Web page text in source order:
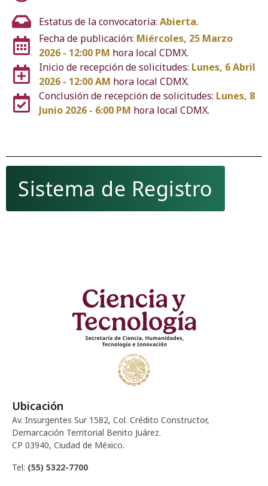
Estatus de la convocatoria: Abierta.
Fecha de publicación: Miércoles, 25 Marzo
2026 - 12:00 PM hora local CDMX.
Inicio de recepción de solicitudes: Lunes, 6 Abril
2026 - 12:00 AM hora local CDMX.
Conclusión de recepción de solicitudes: Lunes, 8
Junio 2026 - 6:00 PM hora local CDMX.
Sistema de Registro
Ubicación
Av. Insurgentes Sur 1582, Col. Crédito Constructor,
Demarcación Territorial Benito Juárez.
CP 03940, Ciudad de México.
Tel: (55) 5322-7700